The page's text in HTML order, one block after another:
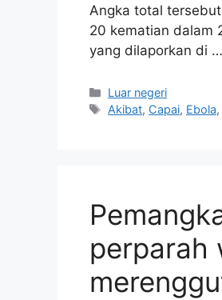
Angka total
20 kematian dalam
yang dilaporkan di …
Kategori
Luar negeri
Tag
Akibat, Capai, Ebola,
perparah